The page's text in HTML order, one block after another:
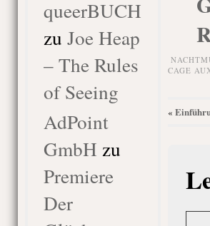
queerBUCH
zu Joe Heap
– The Rules
of Seeing
AdPoint
GmbH zu
Premiere
Der
CAGE
«